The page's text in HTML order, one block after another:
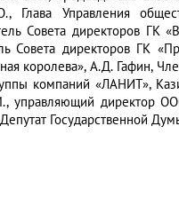
Глава Управления
Совета директоров ГК
Совета директоров ГК
королева», А.Д. Гафин,
компаний «ЛАНИТ»,
управляющий директор
Государственной